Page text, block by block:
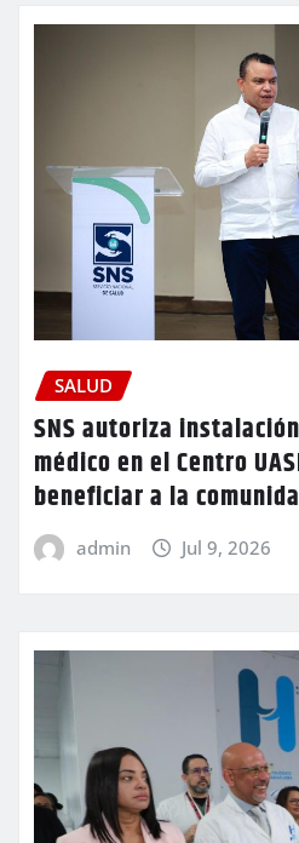
SALUD
SNS autoriza
médico en el Centro
beneficiar a la
admin Jul 9, 2026